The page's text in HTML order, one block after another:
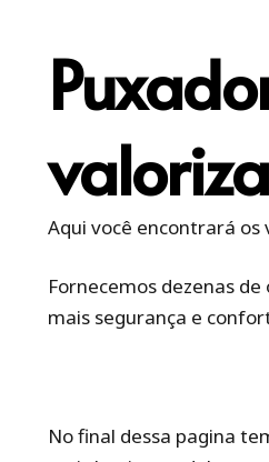
Aqui você encontrará os
Fornecemos dezenas
mais segurança e
No final dessa pagina